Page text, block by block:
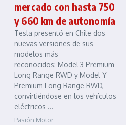
mercado con hasta 750
y 660 km de autonomía
Tesla presentó en Chile dos
nuevas versiones de sus
modelos más
reconocidos: Model 3 Premium
Long Range RWD y Model Y
Premium Long Range RWD,
convirtiéndose en los vehículos
eléctricos ...
Pasión Motor